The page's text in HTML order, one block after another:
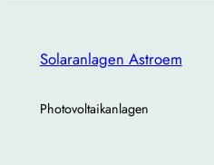
Solaranlagen Astroem
Photovoltaikanlagen